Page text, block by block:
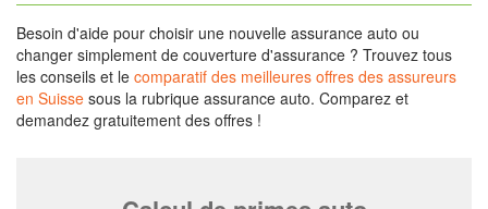
Besoin d'aide pour choisir une nouvelle assurance auto ou
changer simplement de couverture d'assurance ? Trouvez tous
les conseils et le comparatif des meilleures offres des assureurs
en Suisse sous la rubrique assurance auto. Comparez et
demandez gratuitement des offres !